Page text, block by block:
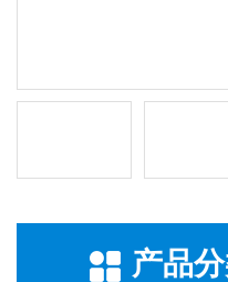
产品